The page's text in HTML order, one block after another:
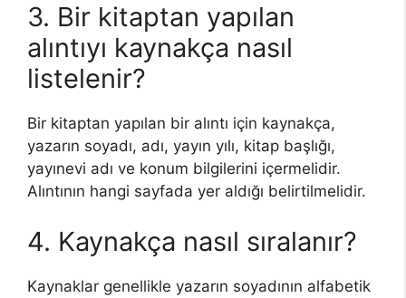
3. Bir kitaptan yapılan
alıntıyı kaynakça nasıl
listelenir?
Bir kitaptan yapılan bir alıntı için kaynakça,
yazarın soyadı, adı, yayın yılı, kitap başlığı,
yayınevi adı ve konum bilgilerini içermelidir.
Alıntının hangi sayfada yer aldığı belirtilmelidir.
4. Kaynakça nasıl sıralanır?
Kaynaklar genellikle yazarın soyadının alfabetik